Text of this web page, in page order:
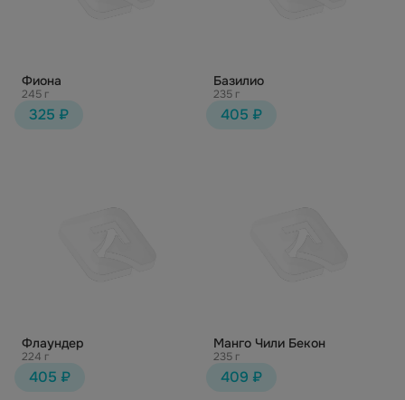
Фиона
245 г
325 ₽
Базилио
235 г
405 ₽
Флаундер
224 г
405 ₽
Манго Чили Бекон
235 г
409 ₽